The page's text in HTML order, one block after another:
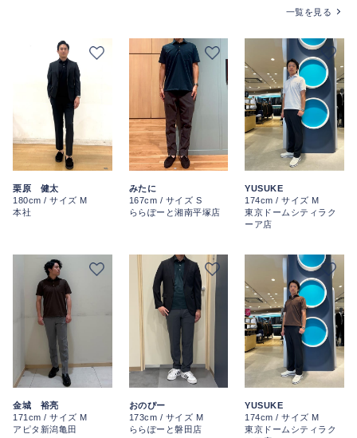
一覧を見る
栗原 健太
180cm / サイズ M
本社
みたに
167cm / サイズ S
ららぽーと湘南平塚店
YUSUKE
174cm / サイズ M
東京ドームシティラク
ーア店
金城 裕亮
171cm / サイズ M
アピタ新潟亀田
おのぴー
173cm / サイズ M
ららぽーと磐田店
YUSUKE
174cm / サイズ M
東京ドームシティラク